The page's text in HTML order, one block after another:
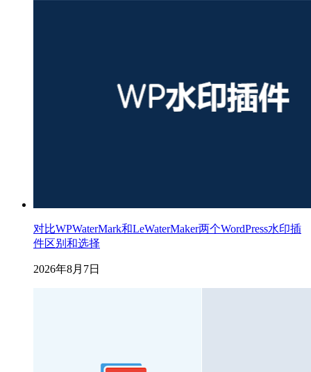
对比WPWaterMark和LeWaterMaker两个WordPress水印插
件区别和选择
2026年8月7日